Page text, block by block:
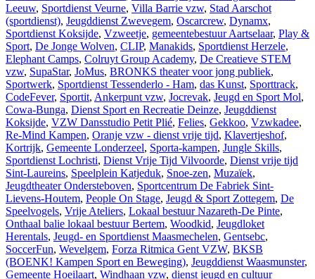
Leeuw, Sportdienst Veurne, Villa Barrie vzw, Stad Aarschot
(sportdienst), Jeugddienst Zwevegem, Oscarcrew, Dynamx,
Sportdienst Koksijde, Vzweetje, gemeentebestuur Aartselaar, Play &
Sport, De Jonge Wolven, CLIP, Manakids, Sportdienst Herzele,
Elephant Camps, Colruyt Group Academy, De Creatieve STEM
vzw, SupaStar, JoMus, BRONKS theater voor jong publiek,
Sportwerk, Sportdienst Tessenderlo - Ham, das Kunst, Sporttrack,
CodeFever, Sportit, Ankerpunt vzw, Jocrevak, Jeugd en Sport Mol,
Cowa-Bunga, Dienst Sport en Recreatie Deinze, Jeugddienst
Koksijde, VZW Dansstudio Petit Plié, Felies, Gekkoo, Vzwkadee,
Re-Mind Kampen, Oranje vzw - dienst vrije tijd, Klavertjeshof,
Kortrijk, Gemeente Londerzeel, Sporta-kampen, Jungle Skills,
Sportdienst Lochristi, Dienst Vrije Tijd Vilvoorde, Dienst vrije tijd
Sint-Laureins, Speelplein Katjeduk, Snoe-zen, Muzaïek,
Jeugdtheater Ondersteboven, Sportcentrum De Fabriek Sint-
Lievens-Houtem, People On Stage, Jeugd & Sport Zottegem, De
Speelvogels, Vrije Ateliers, Lokaal bestuur Nazareth-De Pinte,
Onthaal balie lokaal bestuur Bertem, Woodkid, Jeugdloket
Herentals, Jeugd- en Sportdienst Maasmechelen, Gentsebc,
SoccerFun, Wevelgem, Forza Ritmica Gent VZW, BKSB
(BOENK! Kampen Sport en Beweging), Jeugddienst Waasmunster,
Gemeente Hoeilaart, Windhaan vzw, dienst jeugd en cultuur